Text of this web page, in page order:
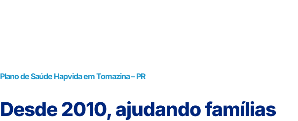
Plano de Saúde Hapvida em Tomazina – PR
Desde 2010, ajudando famílias